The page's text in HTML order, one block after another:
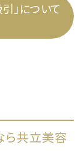
」について
ら共立美容